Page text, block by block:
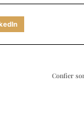
Confier